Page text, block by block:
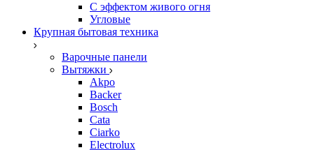
С эффектом живого огня
Угловые
Крупная бытовая техника
Варочные панели
Вытяжки
Akpo
Backer
Bosch
Cata
Ciarko
Electrolux